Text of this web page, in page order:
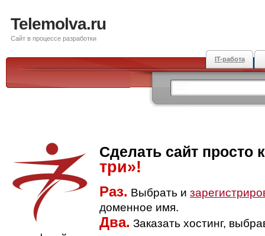
Telemolva.ru
Сайт в процессе разработки
IT-работа
Сделать сайт просто
три»!
Раз. Выбрать и
доменное имя.
Два. Заказать хостинг,